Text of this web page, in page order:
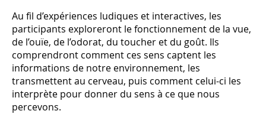
Au fil d’expériences ludiques et interactives, les
participants exploreront le fonctionnement de la vue,
de l’ouïe, de l’odorat, du toucher et du goût. Ils
comprendront comment ces sens captent les
informations de notre environnement, les
transmettent au cerveau, puis comment celui-ci les
interprète pour donner du sens à ce que nous
percevons.